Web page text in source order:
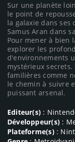
Sur une planète
le point de
la galaxie dans ses
Samus Aran dans
Pour mener à bien
explorer les
d'environnements
mystérieux
familières comme
le chemin à suivre
puissant arsenal.
Editeur(s) :
Développeur(s):
Plateforme(s):